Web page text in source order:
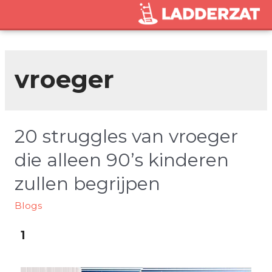
vroeger
20 struggles van vroeger
die alleen 90’s kinderen
zullen begrijpen
Blogs
1